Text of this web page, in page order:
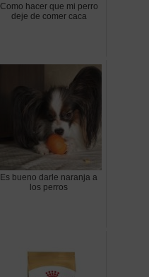
Como hacer que mi perro
deje de comer caca
Es bueno darle naranja a
los perros